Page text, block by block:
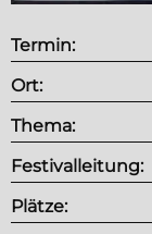
Termin:
Ort:
Thema:
Festivalleitung:
Plätze: